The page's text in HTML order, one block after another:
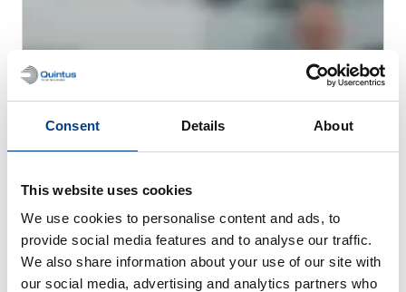
Consent Details About
This website uses cookies
We use cookies to personalise content and ads, to
provide social media features and to analyse our traffic.
We also share information about your use of our site with
our social media, advertising and analytics partners who
WEBINAR
Prensado isostático en caliente (HIP)
para metal AM